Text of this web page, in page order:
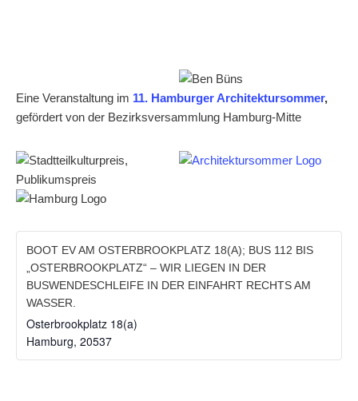
Eine Veranstaltung im 11. Hamburger Architektursommer,
gefördert von der Bezirksversammlung Hamburg-Mitte
BOOT EV AM OSTERBROOKPLATZ 18(A); BUS 112 BIS
„OSTERBROOKPLATZ“ – WIR LIEGEN IN DER
BUSWENDESCHLEIFE IN DER EINFAHRT RECHTS AM
WASSER.
Osterbrookplatz 18(a)
Hamburg, 20537